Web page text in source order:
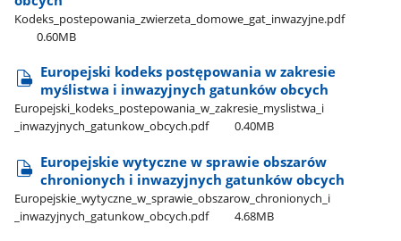
Kodeks​_postepowania​_zwierzeta​_domowe​_gat​_inwazyjne.pdf
0.60MB
Europejski kodeks postępowania w zakresie
myślistwa i inwazyjnych gatunków obcych
Europejski​_kodeks​_postepowania​_w​_zakresie​_myslistwa​_i​
_inwazyjnych​_gatunkow​_obcych.pdf
0.40MB
Europejskie wytyczne w sprawie obszarów
chronionych i inwazyjnych gatunków obcych
Europejskie​_wytyczne​_w​_sprawie​_obszarow​_chronionych​_i​
_inwazyjnych​_gatunkow​_obcych.pdf
4.68MB